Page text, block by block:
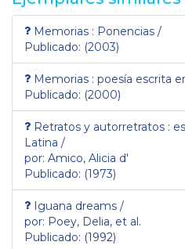
Memorias : Ponencias /
Publicado: (2003)
Memorias : poesía escrita
Publicado: (2000)
Retratos y autorretratos :
Latina /
por: Amico, Alicia d'
Publicado: (1973)
Iguana dreams /
por: Poey, Delia, et al.
Publicado: (1992)